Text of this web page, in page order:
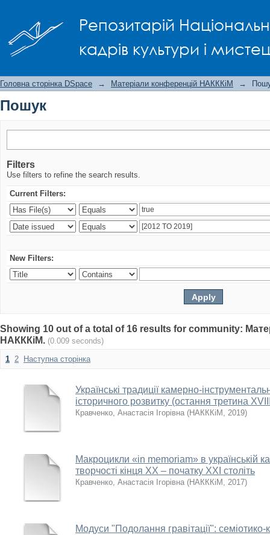
Репозитарій
кадрів культури і
Головна сторінка DSpace → Матеріали конференцій НАКККіМ →
Пошук
Filters
Use filters to refine the search results.
Current Filters:
New Filters:
Showing 10 out of a total of 16 results for community:
НАКККіМ. (0.009 seconds)
1 2 Наступна сторінка
Українські традиції камерно-
історичного розвитку (остання третина
Кравченко, Анастасія Ігорівна (НАКККіМ , 2019)
Макроцикли «in memoriam» в українській
творчості кінця ХХ – початку ХХІ століть
Кравченко, Анастасія Ігорівна (НАКККіМ , 2017)
Модуси "Подолання гравітації": семіотико-